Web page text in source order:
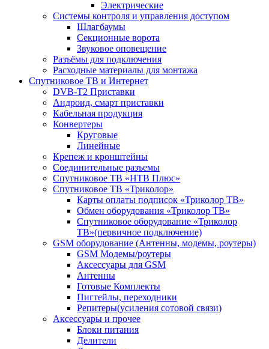
Электрические
Системы контроля и управления доступом
Шлагбаумы
Секционные ворота
Звуковое оповещение
Разъёмы для подключения
Расходные материалы для монтажа
Спутниковое ТВ и Интернет
DVB-Т2 Приставки
Андроид, смарт приставки
Кабельная продукция
Конвертеры
Круговые
Линейные
Крепеж и кронштейны
Соединительные разъемы
Спутниковое ТВ «НТВ Плюс»
Спутниковое ТВ «Триколор»
Карты оплаты подписок «Триколор ТВ»
Обмен оборудования «Триколор ТВ»
Спутниковое оборудование «Триколор
ТВ»(первичное подключение)
GSM оборудование (Антенны, модемы, роутеры)
GSM Модемы/роутеры
Аксессуары для GSM
Антенны
Готовые Комплекты
Пигтейлы, переходники
Репитеры(усиления сотовой связи)
Аксессуары и прочее
Блоки питания
Делители